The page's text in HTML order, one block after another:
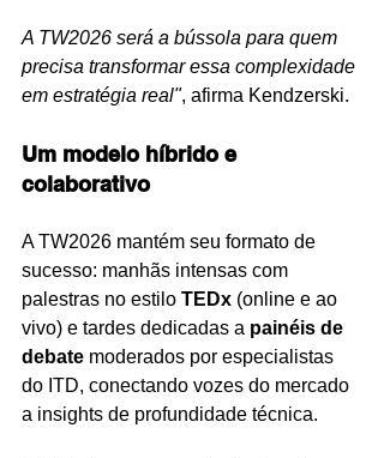
A TW2026 será a bússola para quem
precisa transformar essa complexidade
em estratégia real", afirma Kendzerski.
Um modelo híbrido e
colaborativo
A TW2026 mantém seu formato de
sucesso: manhãs intensas com
palestras no estilo TEDx (online e ao
vivo) e tardes dedicadas a painéis de
debate moderados por especialistas
do ITD, conectando vozes do mercado
a insights de profundidade técnica.